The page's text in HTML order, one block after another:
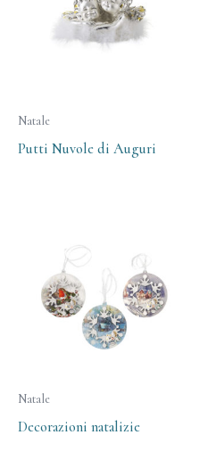
Natale
Putti Nuvole di Auguri
Natale
Decorazioni natalizie